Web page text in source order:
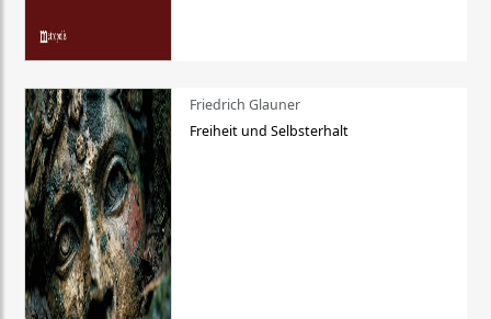
Friedrich Glauner
Freiheit und Selbsterhalt